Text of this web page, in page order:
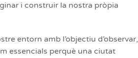
i construir la nostra pròpia
entorn amb l’objectiu d’observar,
essencials perquè una ciutat